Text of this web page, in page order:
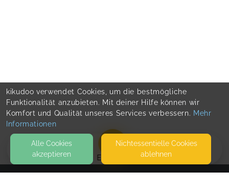
EVENTS
kikudoo verwendet Cookies, um die bestmögliche
Funktionalität anzubieten. Mit deiner Hilfe können wir
Komfort und Qualität unseres Services verbessern. Mehr
Informationen
Alle Cookies
akzeptieren
Nicht­essentielle Cookies
ablehnen